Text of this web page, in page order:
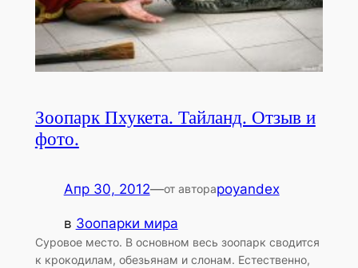
Зоопарк Пхукета. Тайланд. Отзыв и
фото.
Апр 30, 2012—от автораpoyandex
в Зоопарки мира
Суровое место. В основном весь зоопарк сводится
к крокодилам, обезьянам и слонам. Естественно,